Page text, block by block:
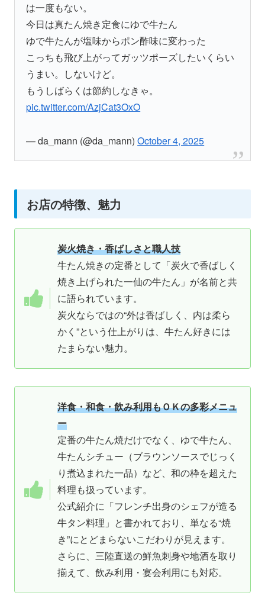
は一度もない。
今日は真たん焼き定食にゆで牛たん
ゆで牛たんが塩味からポン酢味に変わった
こっちも飛び上がってガッツポーズしたいくらい
うまい。しないけど。
もうしばらくは節約しなきゃ。
pic.twitter.com/AzjCat3OxO
— da_mann (@da_mann)October 4, 2025
お店の特徴、魅力
炭火焼き・香ばしさと職人技
牛たん焼きの定番として「炭火で香ばしく
焼き上げられた一仙の牛たん」が名前と共
に語られています。
炭火ならではの“外は香ばしく、内は柔ら
かく”という仕上がりは、牛たん好きには
たまらない魅力。
洋食・和食・飲み利用もＯＫの多彩メニュ
ー
定番の牛たん焼だけでなく、ゆで牛たん、
牛たんシチュー（ブラウンソースでじっく
り煮込まれた一品）など、和の枠を超えた
料理も扱っています。
公式紹介に「フレンチ出身のシェフが造る
牛タン料理」と書かれており、単なる“焼
き”にとどまらないこだわりが見えます。
さらに、三陸直送の鮮魚刺身や地酒を取り
揃えて、飲み利用・宴会利用にも対応。